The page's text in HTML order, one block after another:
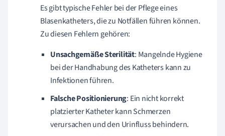
Es gibt typische Fehler bei der Pflege eines
Blasenkatheters, die zu Notfällen führen können.
Zu diesen Fehlern gehören:
Unsachgemäße Sterilität: Mangelnde Hygiene
bei der Handhabung des Katheters kann zu
Infektionen führen.
Falsche Positionierung: Ein nicht korrekt
platzierter Katheter kann Schmerzen
verursachen und den Urinfluss behindern.